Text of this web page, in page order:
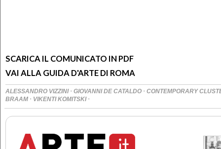
SCARICA IL COMUNICATO IN PDF
VAI ALLA GUIDA D'ARTE DI ROMA
ALESSANDRO VIZZINI · GIOVANNI DE CATALDO · CONTEMPORARY
BRAAM · VIKENTI KOMITSKI ·